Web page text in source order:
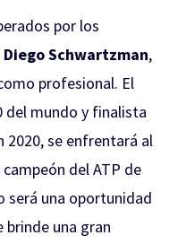
por los
Diego Schwartzman,
profesional. El
del mundo y finalista
2020, se enfrentará al
del ATP de
será una oportunidad
brinde una gran